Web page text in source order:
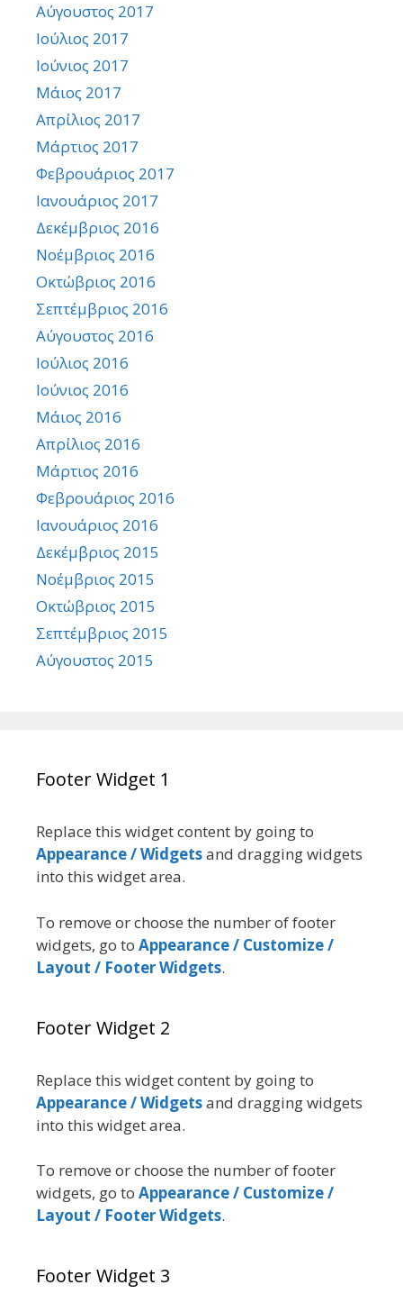
Αύγουστος 2017
Ιούλιος 2017
Ιούνιος 2017
Μάιος 2017
Απρίλιος 2017
Μάρτιος 2017
Φεβρουάριος 2017
Ιανουάριος 2017
Δεκέμβριος 2016
Νοέμβριος 2016
Οκτώβριος 2016
Σεπτέμβριος 2016
Αύγουστος 2016
Ιούλιος 2016
Ιούνιος 2016
Μάιος 2016
Απρίλιος 2016
Μάρτιος 2016
Φεβρουάριος 2016
Ιανουάριος 2016
Δεκέμβριος 2015
Νοέμβριος 2015
Οκτώβριος 2015
Σεπτέμβριος 2015
Αύγουστος 2015
Footer Widget 1
Replace this widget content by going to
Appearance / Widgetsand dragging widgets
into this widget area.
To remove or choose the number of footer
widgets, go to Appearance / Customize /
Layout / Footer Widgets.
Footer Widget 2
Replace this widget content by going to
Appearance / Widgetsand dragging widgets
into this widget area.
To remove or choose the number of footer
widgets, go to Appearance / Customize /
Layout / Footer Widgets.
Footer Widget 3